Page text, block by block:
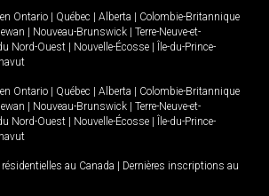
Ontario | Québec | Alberta | Colombie-Britannique
| Nouveau-Brunswick | Terre-Neuve-et-
Nord-Ouest | Nouvelle-Écosse | Île-du-Prince-
Ontario | Québec | Alberta | Colombie-Britannique
| Nouveau-Brunswick | Terre-Neuve-et-
Nord-Ouest | Nouvelle-Écosse | Île-du-Prince-
au Canada | Dernières inscriptions au